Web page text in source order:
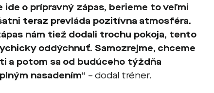
o prípravný zápas, berieme to veľmi
teraz prevláda pozitívna atmosféra.
nám tiež dodali trochu pokoja, tento
oddýchnuť. Samozrejme, chceme
a potom sa od budúceho týždňa
nasadením“ – dodal tréner.